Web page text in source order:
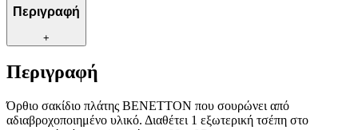
Περιγραφή
+
Περιγραφή
Όρθιο σακίδιο πλάτης ΒΕΝΕΤΤΟΝ που σουρώνει από
αδιαβροχοποιημένο υλικό. Διαθέτει 1 εξωτερική τσέπη στο